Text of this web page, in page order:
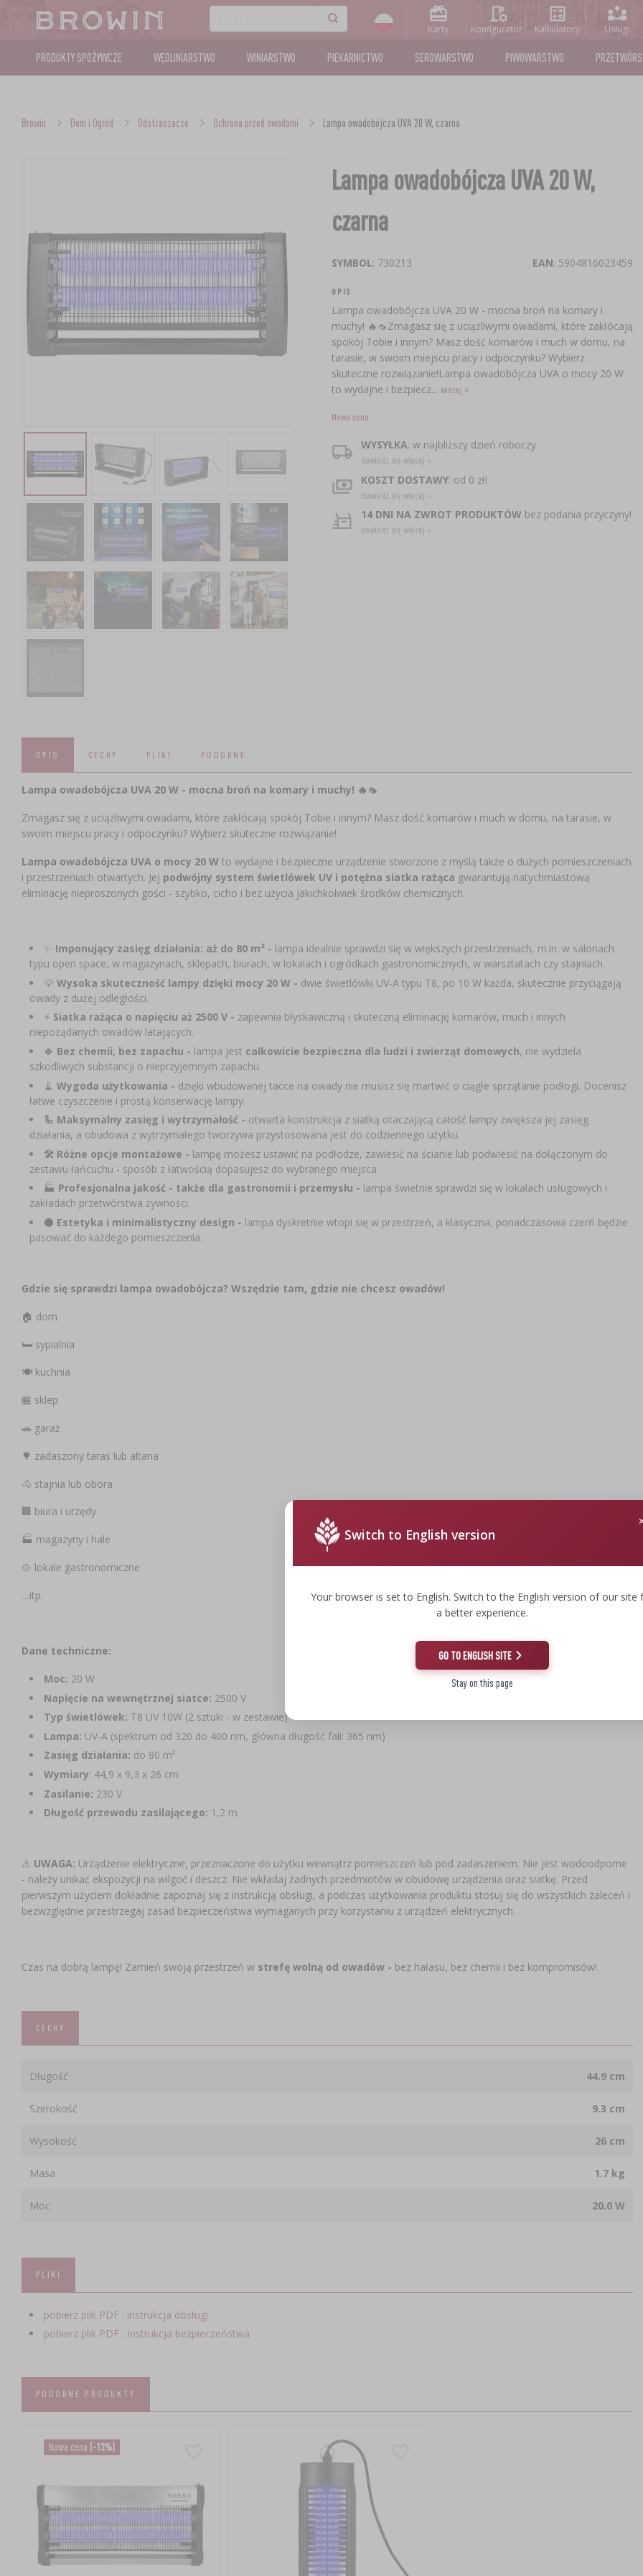
Karty Konfigurator Kalkulatory Usługi
PRODUKTY SPOŻYWCZE WĘDLINIARSTWO WINIARSTWO PIEKARNICTWO SEROWARSTWO PIWOWARSTWO
Browin Dom i Ogród Odstraszacze Ochrona przed owadami Lampa owadobójcza UVA 20 W, czarna
Lampa owadobójcza UVA 20 W,
czarna
SYMBOL: 730213 EAN: 5904816023459
OPIS
Lampa owadobójcza UVA 20 W - mocna broń na komary i
muchy! 🔥🦟Zmagasz się z uciążliwymi owadami, które zakłócają
spokój Tobie i innym? Masz dość komarów i much w domu, na
tarasie, w swoim miejscu pracy i odpoczynku? Wybierz
skuteczne rozwiązanie!Lampa owadobójcza UVA o mocy 20 W
to wydajne i bezpiecz... więcej >
Nowa cena
WYSYŁKA: w najbliższy dzień roboczy
dowiedz się więcej »
KOSZT DOSTAWY: od 0 zł!
dowiedz się więcej »
14 DNI NA ZWROT PRODUKTÓW bez podania przyczyny!
dowiedz się więcej »
OPIS CECHY PLIKI PODOBNE
Lampa owadobójcza UVA 20 W - mocna broń na komary i muchy! 🔥🦟
Zmagasz się z uciążliwymi owadami, które zakłócają spokój Tobie i innym? Masz dość komarów i much w domu, na tarasie, w
swoim miejscu pracy i odpoczynku? Wybierz skuteczne rozwiązanie!
Lampa owadobójcza UVA o mocy 20 Wto wydajne i bezpieczne urządzenie stworzone z myślą także o dużych pomieszczeniach
i przestrzeniach otwartych. Jej podwójny system świetlówek UV i potężna siatka rażąca gwarantują natychmiastową
eliminację nieproszonych gości - szybko, cicho i bez użycia jakichkolwiek środków chemicznych.
✨ Imponujący zasięg działania: aż do 80 m² - lampa idealnie sprawdzi się w większych przestrzeniach, m.in. w salonach
typu open space, w magazynach, sklepach, biurach, w lokalach i ogródkach gastronomicznych, w warsztatach czy stajniach.
💡 Wysoka skuteczność lampy dzięki mocy 20 W - dwie świetlówki UV-A typu T8, po 10 W każda, skutecznie przyciągają
owady z dużej odległości.
⚡ Siatka rażąca o napięciu aż 2500 V - zapewnia błyskawiczną i skuteczną eliminację komarów, much i innych
niepożądanych owadów latających.
🍀 Bez chemii, bez zapachu - lampa jest całkowicie bezpieczna dla ludzi i zwierząt domowych, nie wydziela
szkodliwych substancji o nieprzyjemnym zapachu.
🧹 Wygoda użytkowania - dzięki wbudowanej tacce na owady nie musisz się martwić o ciągłe sprzątanie podłogi. Docenisz
łatwe czyszczenie i prostą konserwację lampy.
🦾 Maksymalny zasięg i wytrzymałość - otwarta konstrukcja z siatką otaczającą całość lampy zwiększa jej zasięg
działania, a obudowa z wytrzymałego tworzywa przystosowana jest do codziennego użytku.
🛠 Różne opcje montażowe - lampę możesz ustawić na podłodze, zawiesić na ścianie lub podwiesić na dołączonym do
zestawu łańcuchu - sposób z łatwością dopasujesz do wybranego miejsca.
🏭 Profesjonalna jakość - także dla gastronomii i przemysłu - lampa świetnie sprawdzi się w lokalach usługowych i
zakładach przetwórstwa żywności.
⚫ Estetyka i minimalistyczny design - lampa dyskretnie wtopi się w przestrzeń, a klasyczna, ponadczasowa czerń będzie
pasować do każdego pomieszczenia.
Gdzie się sprawdzi lampa owadobójcza? Wszędzie tam, gdzie nie chcesz owadów!
🏠 dom
🛏️ sypialnia
🍽️ kuchnia
🏪 sklep
🚗 garaż
🌳 zadaszony taras lub altana
🐴 stajnia lub obora
🏢 biura i urzędy
🏭 magazyny i hale
🍲 lokale gastronomiczne
…itp.
Dane techniczne:
Moc: 20 W
Napięcie na wewnętrznej siatce: 2500 V
Typ świetlówek: T8 UV 10W (2 sztuki - w zestawie)
Lampa: UV-A (spektrum od 320 do 400 nm, główna długość fali: 365 nm)
Zasięg działania: do 80 m²
Wymiary: 44,9 x 9,3 x 26 cm
Zasilanie: 230 V
Długość przewodu zasilającego: 1,2 m
⚠️ UWAGA: Urządzenie elektryczne, przeznaczone do użytku wewnątrz pomieszczeń lub pod zadaszeniem. Nie jest wodoodporne
- należy unikać ekspozycji na wilgoć i deszcz. Nie wkładaj żadnych przedmiotów w obudowę urządzenia oraz siatkę. Przed
pierwszym użyciem dokładnie zapoznaj się z instrukcją obsługi, a podczas użytkowania produktu stosuj się do wszystkich zaleceń i
bezwzględnie przestrzegaj zasad bezpieczeństwa wymaganych przy korzystaniu z urządzeń elektrycznych.
Czas na dobrą lampę! Zamień swoją przestrzeń w strefę wolną od owadów - bez hałasu, bez chemii i bez kompromisów!
CECHY
Długość 44.9 cm
Szerokość 9.3 cm
Wysokość 26 cm
Masa 1.7 kg
Moc 20.0 W
PLIKI
pobierz plik PDF : instrukcja obsługi
pobierz plik PDF : Instrukcja bezpieczeństwa
PODOBNE PRODUKTY
Nowa cena (-13%)
Switch to English version
Your browser is set to English. Switch to the English version of our site
a better experience.
GO TO ENGLISH SITE
Stay on this page